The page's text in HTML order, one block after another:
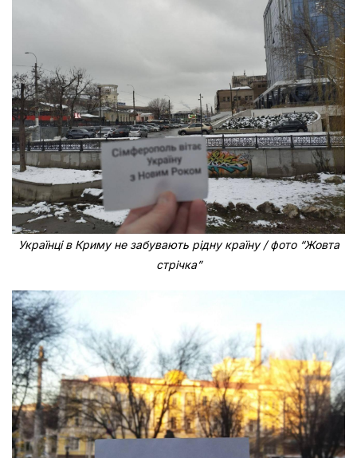
Українці в Криму не забувають рідну країну / фото “Жовта
стрічка”